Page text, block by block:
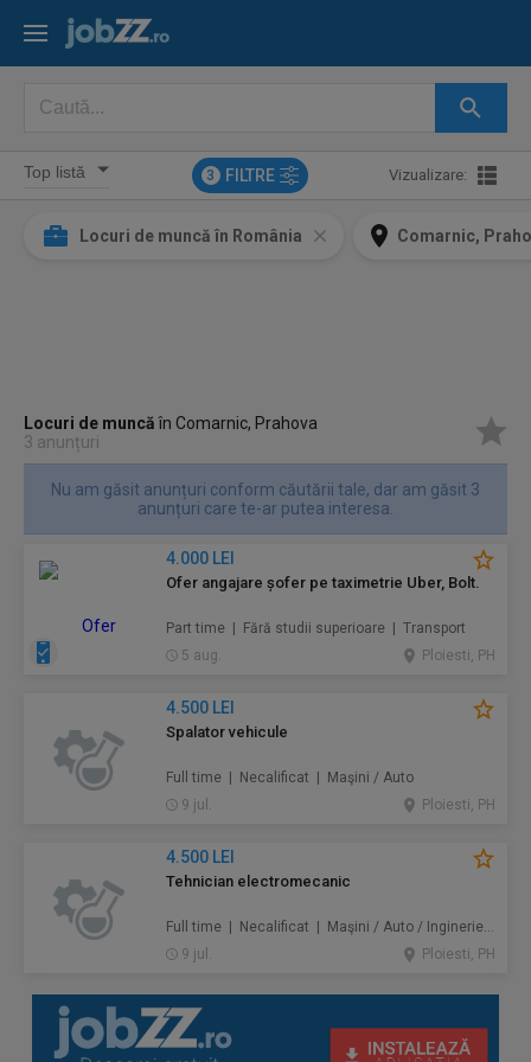
3 FILTRE Vizualizare:
Locuri de muncă în România Comarnic,
Locuri de muncăîn Comarnic, Prahova
3 anunțuri
Nu am găsit anunțuri conform căutării tale, dar am găsit 3
anunțuri care te-ar putea interesa.
4.000 LEI
Ofer angajare șofer pe taximetrie Uber, Bolt.
Part time | Fără studii superioare | Transport
5 aug.
Ploiesti, PH
4.500 LEI
Spalator vehicule
Full time | Necalificat | Maşini / Auto
9 jul.
Ploiesti, PH
4.500 LEI
Tehnician electromecanic
Full time | Necalificat | Maşini / Auto / Inginerie / Tehnologie
9 jul.
Ploiesti, PH